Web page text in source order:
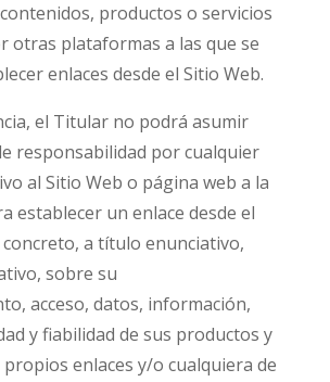
productos o servicios
otras plataformas a las que se
enlaces desde el Sitio Web.
el Titular no podrá asumir
responsabilidad por cualquier
al Sitio Web o página web a la
establecer un enlace desde el
a título enunciativo,
sobre su
acceso, datos, información,
y fiabilidad de sus productos y
enlaces y/o cualquiera de